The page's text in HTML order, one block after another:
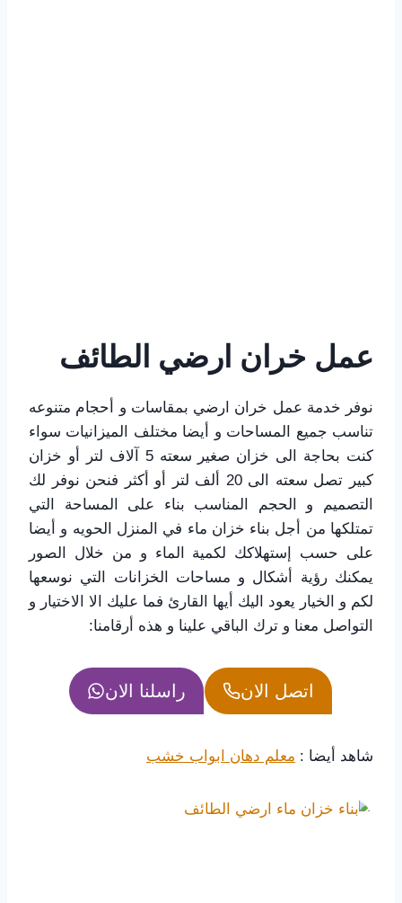
عمل خران ارضي الطائف
نوفر خدمة عمل خران ارضي بمقاسات و أحجام متنوعه
تناسب جميع المساحات و أيضا مختلف الميزانيات سواء
كنت بحاجة الى خزان صغير سعته 5 آلاف لتر أو خزان
كبير تصل سعته الى 20 ألف لتر أو أكثر فنحن نوفر لك
التصميم و الحجم المناسب بناء على المساحة التي
تمتلكها من أجل بناء خزان ماء في المنزل الحويه و أيضا
على حسب إستهلاكك لكمية الماء و من خلال الصور
يمكنك رؤية أشكال و مساحات الخزانات التي نوسعها
لكم و الخيار يعود اليك أيها القارئ فما عليك الا الاختيار و
التواصل معنا و ترك الباقي علينا و هذه أرقامنا:
اتصل الان راسلنا الان
شاهد أيضا : معلم دهان ابواب خشب